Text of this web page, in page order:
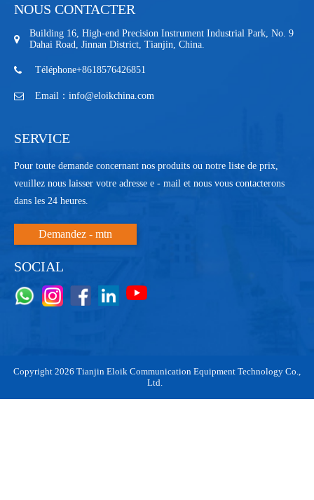
NOUS CONTACTER
Building 16, High-end Precision Instrument Industrial Park, No. 9
Dahai Road, Jinnan District, Tianjin, China.
Téléphone+8618576426851
Email：info@eloikchina.com
SERVICE
Pour toute demande concernant nos produits ou notre liste de prix,
veuillez nous laisser votre adresse e - mail et nous vous contacterons
dans les 24 heures.
Demandez - mtn
SOCIAL
Copyright 2026 Tianjin Eloik Communication Equipment Technology Co.,
Ltd.